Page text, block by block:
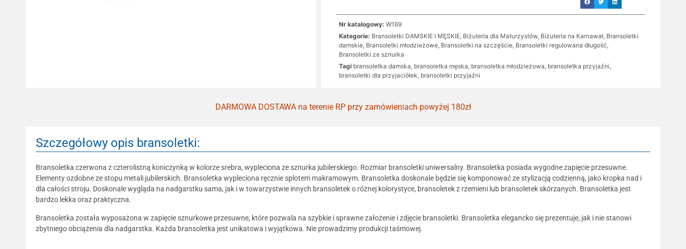
Nr katalogowy:W169
Kategorie: Bransoletki DAMSKIE I MĘSKIE, Biżuteria dla Maturzystów, Biżuteria na Karnawał, Bransoletki
damskie, Bransoletki młodzieżowe, Bransoletki na szczęście, Bransoletki regulowana długość,
Bransoletki ze sznurka
Tagi bransoletka damska, bransoletka męska, bransoletka młodzieżowa, bransoletka przyjaźni,
bransoletki dla przyjaciółek, bransoletki przyjaźni
DARMOWA DOSTAWA na terenie RP przy zamówieniach powyżej 180zł
Szczegółowy opis bransoletki:
Bransoletka czerwona z czterolistną koniczynką w kolorze srebra, wypleciona ze sznurka jubilerskiego. Rozmiar bransoletki uniwersalny. Bransoletka posiada wygodne zapięcie przesuwne.
Elementy ozdobne ze stopu metali jubilerskich. Bransoletka wypleciona ręcznie splotem makramowym. Bransoletka doskonale będzie się komponować ze stylizacją codzienną, jako kropka nad i
dla całości stroju. Doskonale wygląda na nadgarstku sama, jak i w towarzystwie innych bransoletek o różnej kolorystyce, bransoletek z rzemieni lub bransoletek skórzanych. Bransoletka jest
bardzo lekka oraz praktyczna.
Bransoletka została wyposażona w zapięcie sznurkowe przesuwne, które pozwala na szybkie i sprawne założenie i zdjęcie bransoletki. Bransoletka elegancko się prezentuje, jak i nie stanowi
zbytniego obciążenia dla nadgarstka. Każda bransoletka jest unikatowa i wyjątkowa. Nie prowadzimy produkcji taśmowej.